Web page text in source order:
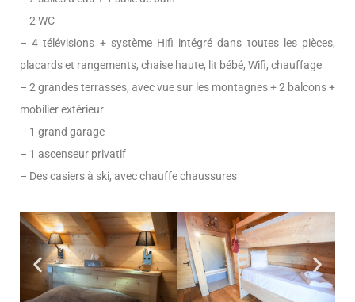
– 2 WC
– 4 télévisions + système Hifi intégré dans toutes les pièces,
placards et rangements, chaise haute, lit bébé, Wifi, chauffage
– 2 grandes terrasses, avec vue sur les montagnes + 2 balcons +
mobilier extérieur
– 1 grand garage
– 1 ascenseur privatif
– Des casiers à ski, avec chauffe chaussures